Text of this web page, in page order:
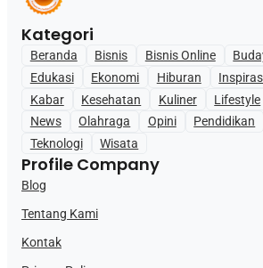
Kategori
Beranda Bisnis Bisnis Online
Edukasi
Ekonomi Hiburan
Kabar
Kesehatan Kuliner Lifestyle
News
Olahraga Opini Pendidikan
Teknologi
Wisata
Profile Company
Blog
Tentang Kami
Kontak